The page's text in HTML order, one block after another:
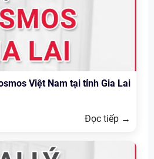
Việt Nam tại tỉnh Gia Lai
Đọc tiếp →